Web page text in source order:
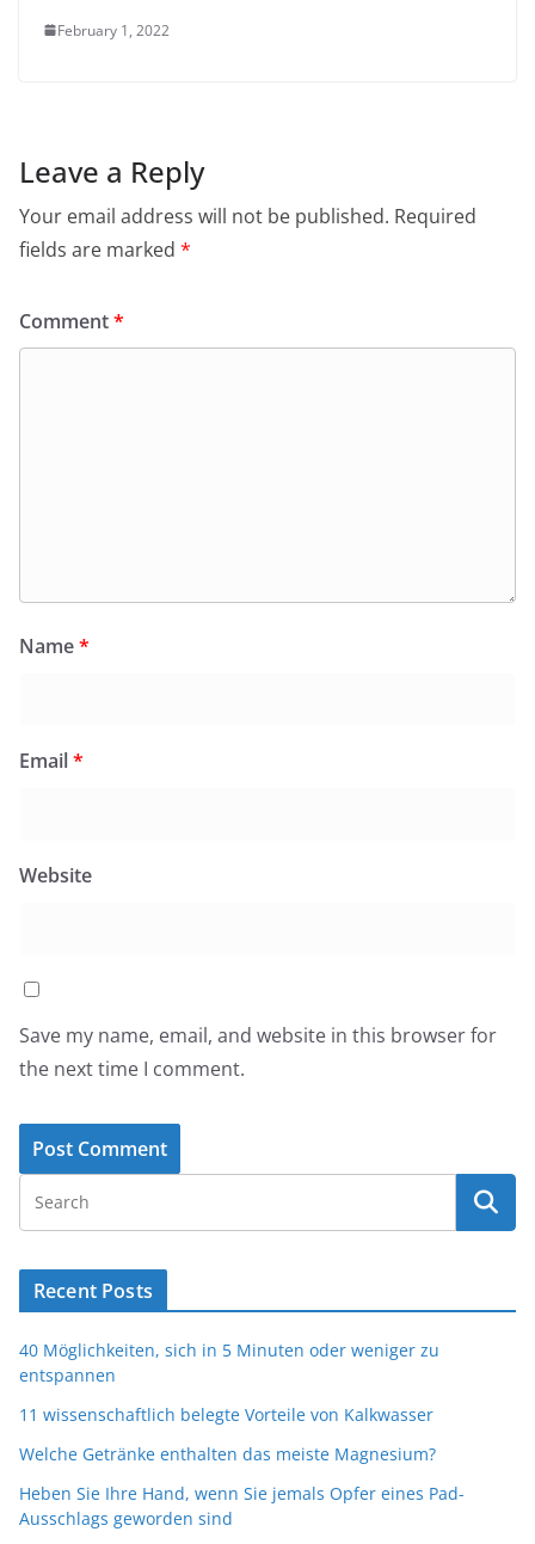
February 1, 2022
Leave a Reply
Your email address will not be published. Required
fields are marked *
Comment*
Name*
Email*
Website
Save my name, email, and website in this browser for
the next time I comment.
Recent Posts
40 Möglichkeiten, sich in 5 Minuten oder weniger zu
entspannen
11 wissenschaftlich belegte Vorteile von Kalkwasser
Welche Getränke enthalten das meiste Magnesium?
Heben Sie Ihre Hand, wenn Sie jemals Opfer eines Pad-
Ausschlags geworden sind